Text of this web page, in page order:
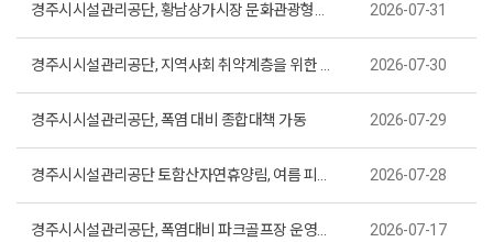
2026-07-31
2026-07-30
경주시시설관리공단, 폭염 대비 종합대책 가동 2026-07-29
2026-07-28
2026-07-17